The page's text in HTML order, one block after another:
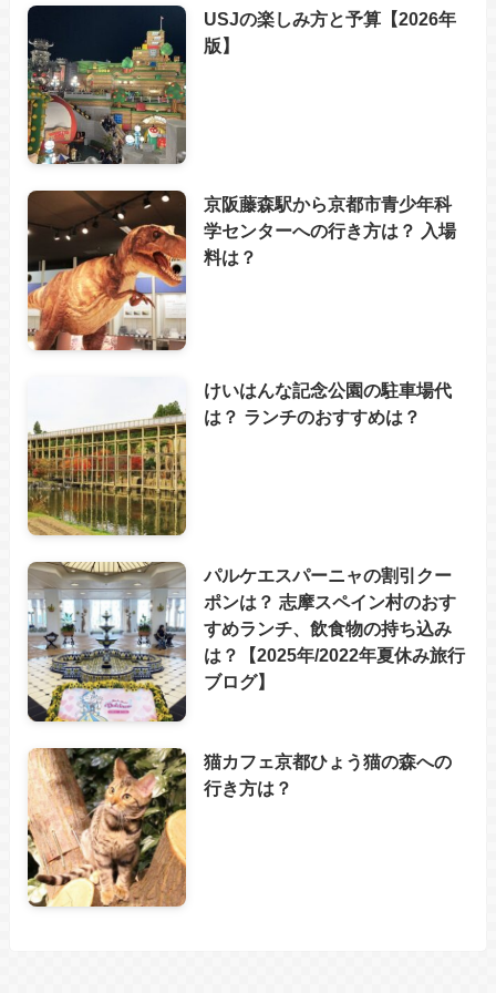
USJの楽しみ方と予算【2026年
版】
京阪藤森駅から京都市青少年科
学センターへの行き方は？ 入場
料は？
けいはんな記念公園の駐車場代
は？ ランチのおすすめは？
パルケエスパーニャの割引クー
ポンは？ 志摩スペイン村のおす
すめランチ、飲食物の持ち込み
は？【2025年/2022年夏休み旅行
ブログ】
猫カフェ京都ひょう猫の森への
行き方は？